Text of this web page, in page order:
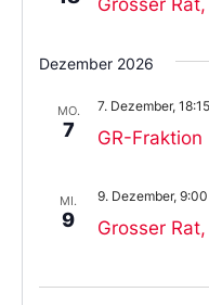
Grosser
Dezember 2026
MO.
7 GR-Fraktion
7. Dezember, 18:15
MI.
9 Grosser
9. Dezember, 9:00